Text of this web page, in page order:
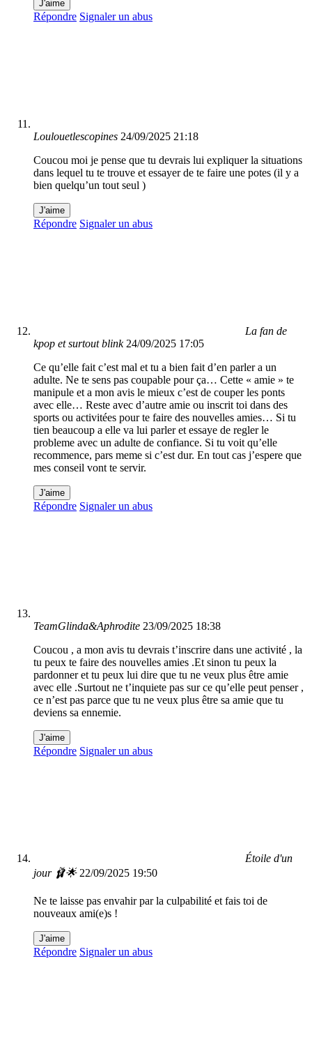
J'aime
Répondre Signaler un abus
Loulouetlescopines 24/09/2025 21:18
Coucou moi je pense que tu devrais lui expliquer la situations
dans lequel tu te trouve et essayer de te faire une potes (il y a
bien quelqu’un tout seul )
J'aime
Répondre Signaler un abus
La fan de
kpop et surtout blink 24/09/2025 17:05
Ce qu’elle fait c’est mal et tu a bien fait d’en parler a un
adulte. Ne te sens pas coupable pour ça… Cette « amie » te
manipule et a mon avis le mieux c’est de couper les ponts
avec elle… Reste avec d’autre amie ou inscrit toi dans des
sports ou activitées pour te faire des nouvelles amies… Si tu
tien beaucoup a elle va lui parler et essaye de regler le
probleme avec un adulte de confiance. Si tu voit qu’elle
recommence, pars meme si c’est dur. En tout cas j’espere que
mes conseil vont te servir.
J'aime
Répondre Signaler un abus
TeamGlinda&Aphrodite 23/09/2025 18:38
Coucou , a mon avis tu devrais t’inscrire dans une activité , la
tu peux te faire des nouvelles amies .Et sinon tu peux la
pardonner et tu peux lui dire que tu ne veux plus être amie
avec elle .Surtout ne t’inquiete pas sur ce qu’elle peut penser ,
ce n’est pas parce que tu ne veux plus être sa amie que tu
deviens sa ennemie.
J'aime
Répondre Signaler un abus
Étoile d'un
jour 🩰🌟 22/09/2025 19:50
Ne te laisse pas envahir par la culpabilité et fais toi de
nouveaux ami(e)s !
J'aime
Répondre Signaler un abus